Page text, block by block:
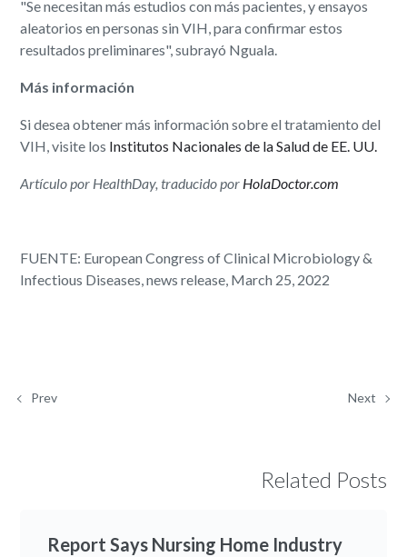
"Se necesitan más estudios con más pacientes, y ensayos
aleatorios en personas sin VIH, para confirmar estos
resultados preliminares", subrayó Nguala.
Más información
Si desea obtener más información sobre el tratamiento del
VIH, visite los Institutos Nacionales de la Salud de EE. UU.
Artículo por HealthDay, traducido por HolaDoctor.com
FUENTE: European Congress of Clinical Microbiology &
Infectious Diseases, news release, March 25, 2022
Prev Next
Related Posts
Report Says Nursing Home Industry